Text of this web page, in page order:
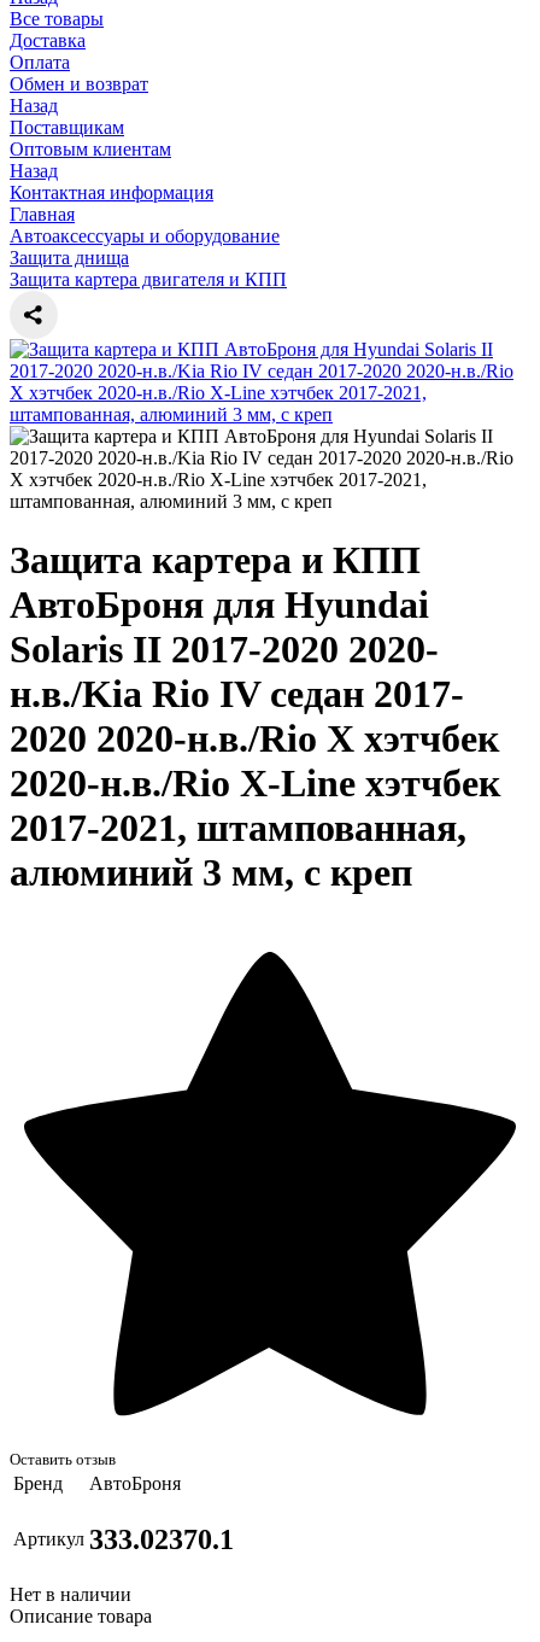
Все товары
Доставка
Оплата
Обмен и возврат
Назад
Поставщикам
Оптовым клиентам
Назад
Контактная информация
Главная
Автоаксессуары и оборудование
Защита днища
Защита картера двигателя и КПП
Защита картера и КПП
АвтоБроня для Hyundai
Solaris II 2017-2020 2020-
н.в./Kia Rio IV седан 2017-
2020 2020-н.в./Rio X хэтчбек
2020-н.в./Rio X-Line хэтчбек
2017-2021, штампованная,
алюминий 3 мм, с креп
Оставить отзыв
Бренд АвтоБроня
Артикул 333.02370.1
Нет в наличии
Описание товара